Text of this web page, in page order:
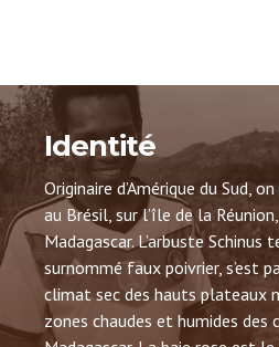
Identité
Originaire d’Amérique du Sud,
au Brésil, sur l’île de la
Madagascar. L’arbuste
surnommé faux poivrier, s’est
climat sec des hauts plateaux
zones chaudes et humides des